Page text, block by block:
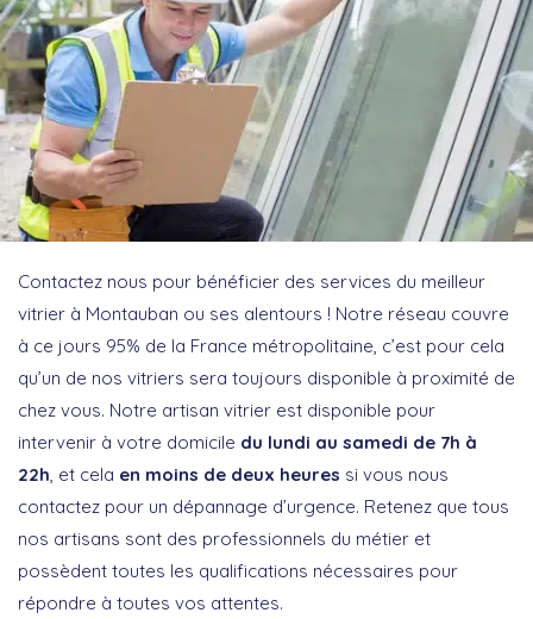
Contactez nous pour bénéficier des services du meilleur
vitrier à Montauban ou ses alentours ! Notre réseau couvre
à ce jours 95% de la France métropolitaine, c’est pour cela
qu’un de nos vitriers sera toujours disponible à proximité de
chez vous. Notre artisan vitrier est disponible pour
intervenir à votre domicile du lundi au samedi de 7h à
22h, et cela en moins de deux heures si vous nous
contactez pour un dépannage d’urgence. Retenez que tous
nos artisans sont des professionnels du métier et
possèdent toutes les qualifications nécessaires pour
répondre à toutes vos attentes.